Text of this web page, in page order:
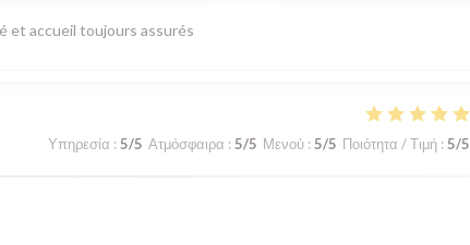
et accueil toujours assurés
Υπηρεσία : 5/5 Ατμόσφαιρα : 5/5 Μενού : 5/5 Ποιότητα / Τιμή : 5/5